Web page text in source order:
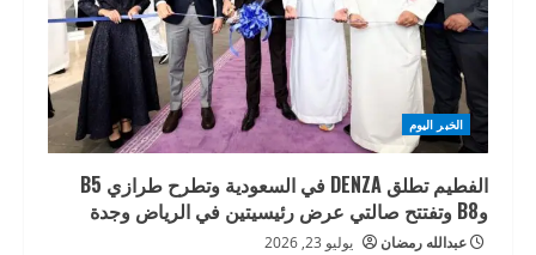
الخبر اليوم
الفطيم تطلق DENZA في السعودية وتطرح طرازي B5
وB8 وتفتتح صالتي عرض رئيسيتين في الرياض وجدة
عبدالله رمضان يوليو 23, 2026